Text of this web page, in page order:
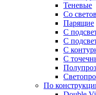
Теневые
Со
Парящие
С
С
С
С
По